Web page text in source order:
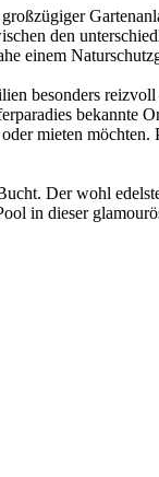
den
einem
besonders
mieten
Der wohl
in dieser